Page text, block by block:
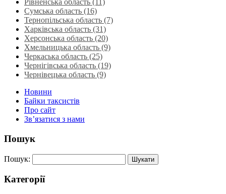
Рівненська область‎ (11)
Сумська область‎ (16)
Тернопільська область‎ (7)
Харківська область‎ (31)
Херсонська область‎ (20)
Хмельницька область‎ (9)
Черкаська область‎ (25)
Чернігівська область (19)
Чернівецька область (9)
Новини
Байки таксистів
Про сайт
Зв’язатися з нами
Пошук
Пошук:
Категорії